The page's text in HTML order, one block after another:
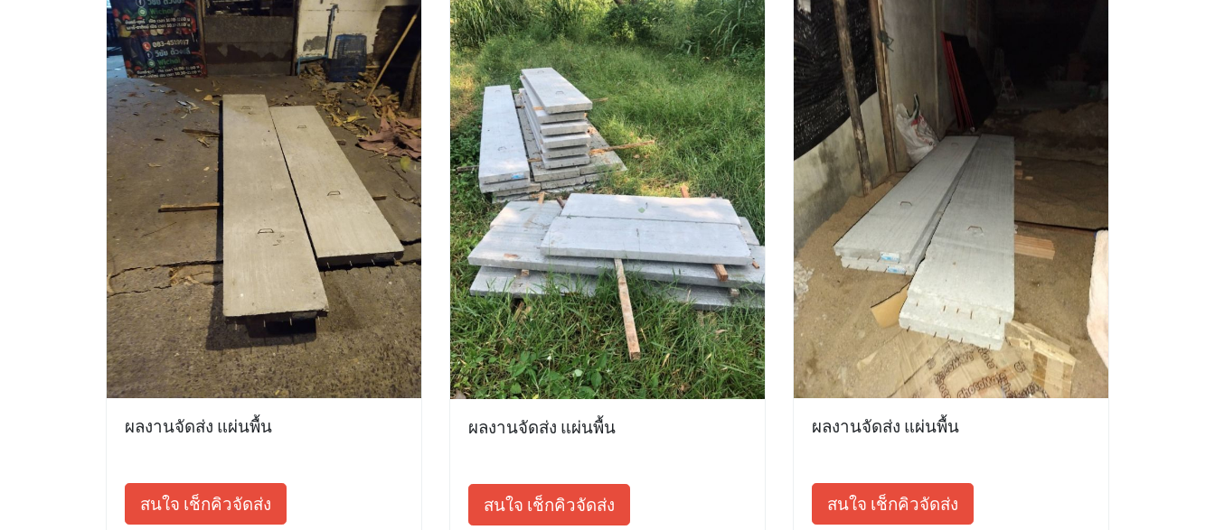
ผลงานจัดส่ง แผ่นพื้น
สนใจ เช็กคิวจัดส่ง
ผลงานจัดส่ง แผ่นพื้น
สนใจ เช็กคิวจัดส่ง
ผลงานจัดส่ง แผ่นพื้น
สนใจ เช็กคิวจัดส่ง